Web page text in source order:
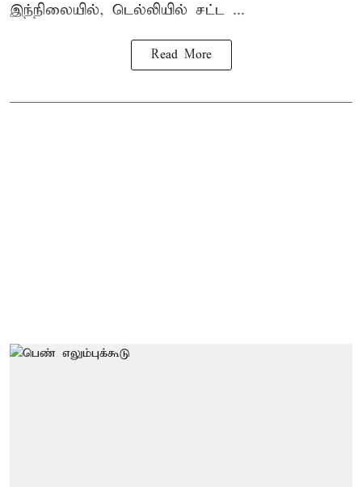
இந்நிலையில், டெல்லியில் சட்ட ...
Read More